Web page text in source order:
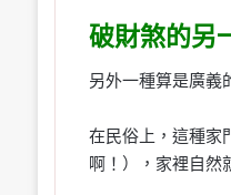
破財煞的另
另外一種算是廣義
在民俗上，這種家
啊！），家裡自然